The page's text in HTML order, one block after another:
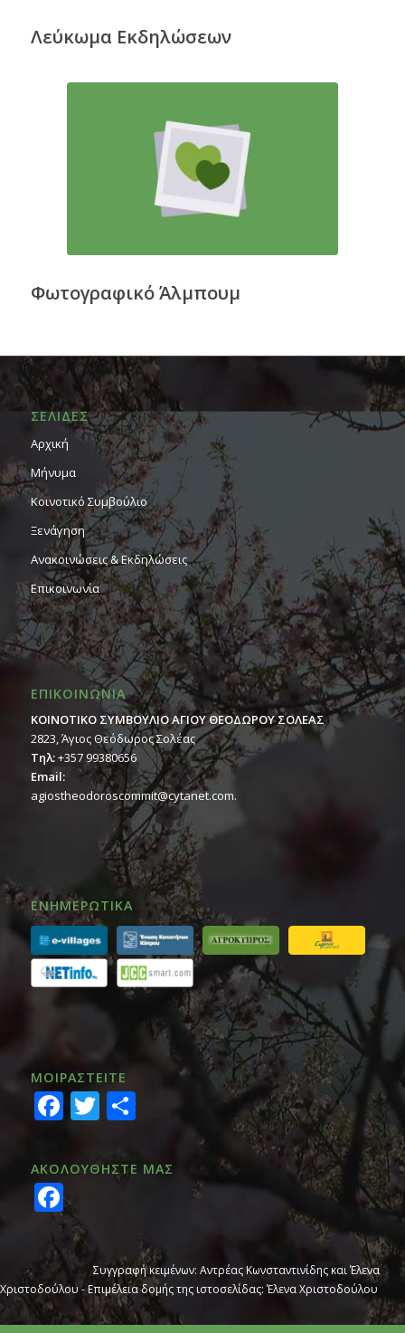
Λεύκωμα Εκδηλώσεων
Φωτογραφικό Άλμπουμ
ΣΕΛΙΔΕΣ
Αρχική
Μήνυμα
Κοινοτικό Συμβούλιο
Ξενάγηση
Ανακοινώσεις & Εκδηλώσεις
Επικοινωνία
ΕΠΙΚΟΙΝΩΝΙΑ
ΚΟΙΝΟΤΙΚΟ ΣΥΜΒΟΥΛΙΟ ΑΓΙΟΥ ΘΕΟΔΩΡΟΥ ΣΟΛΕΑΣ
2823, Άγιος Θεόδωρος Σολέας
Τηλ:+357 99380656
Email:
agiostheodoroscommit@cytanet.com.
ΕΝΗΜΕΡΩΤΙΚΑ
ΜΟΙΡΑΣTEITE
Facebook
Twitter
Share
ΑΚΟΛΟΥΘΗΣΤΕ ΜΑΣ
Facebook